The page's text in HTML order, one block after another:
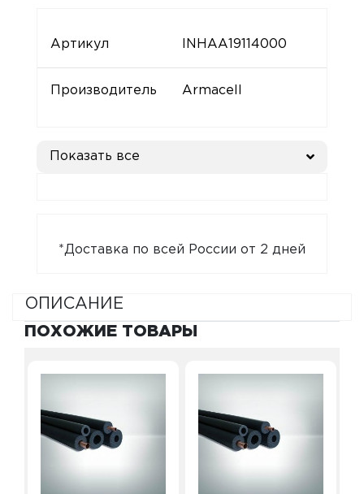
Артикул INHAA19114000
Производитель Armacell
Показать все
*Доставка по всей России от 2 дней
ОПИСАНИЕ
ПОХОЖИЕ ТОВАРЫ